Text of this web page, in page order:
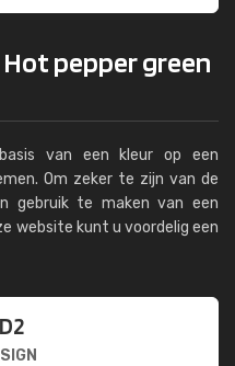
Hot pepper green
van een kleur op een
Om zeker te zijn van de
gebruik te maken van een
website kunt u voordelig een